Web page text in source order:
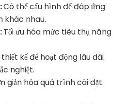
Có thể cấu hình để đáp ứng
khác nhau.
Tối ưu hóa mức tiêu thụ năng
kế để hoạt động lâu dài
nghiệt.
giản hóa quá trình cài đặt.